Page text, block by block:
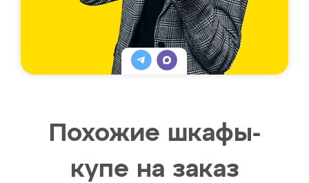
Похожие шкафы-
купе на заказ